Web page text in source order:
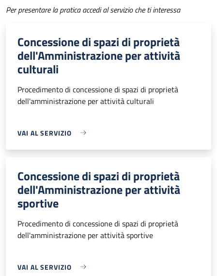
Per presentare la pratica accedi al servizio che ti interessa
Concessione di spazi di proprietà
dell'Amministrazione per attività
culturali
Procedimento di concessione di spazi di proprietà
dell'amministrazione per attività culturali
VAI AL SERVIZIO
Concessione di spazi di proprietà
dell'Amministrazione per attività
sportive
Procedimento di concessione di spazi di proprietà
dell'amministrazione per attività sportive
VAI AL SERVIZIO